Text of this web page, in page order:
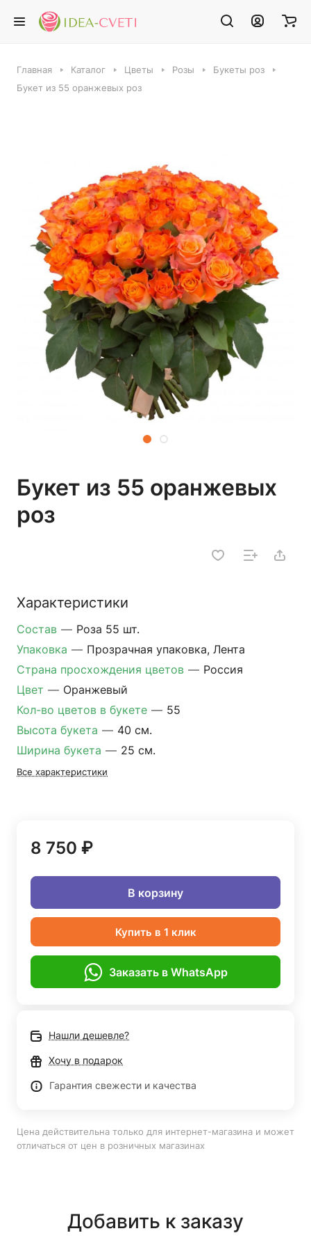
Главная Каталог Цветы Розы
Букеты роз
Букет из 55 оранжевых роз
Букет из 55 оранжевых
роз
Характеристики
Состав — Роза 55 шт.
Упаковка — Прозрачная упаковка, Лента
Страна просхождения цветов — Россия
Цвет — Оранжевый
Кол-во цветов в букете — 55
Высота букета — 40 см.
Ширина букета — 25 см.
Все характеристики
8 750 ₽
В корзину
Купить в 1 клик
Заказать в WhatsApp
Нашли дешевле?
Хочу в подарок
Гарантия свежести и качества
Цена действительна только для интернет-магазина и может
отличаться от цен в розничных магазинах
Добавить к заказу